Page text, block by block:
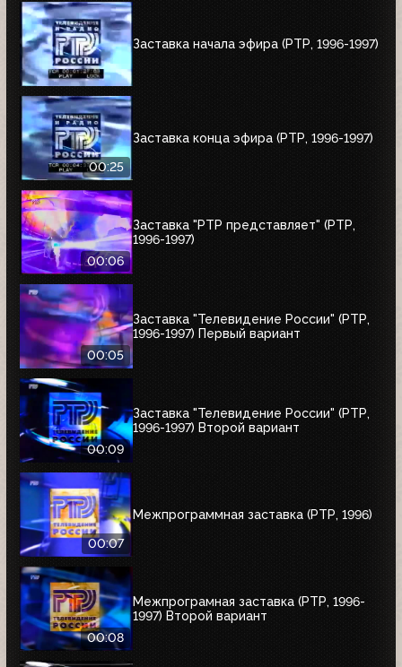
Заставка начала эфира (РТР, 1996-1997)
00:25
Заставка конца эфира (РТР, 1996-1997)
00:06
Заставка "РТР представляет" (РТР,
1996-1997)
00:05
Заставка "Телевидение России" (РТР,
1996-1997) Первый вариант
00:09
Заставка "Телевидение России" (РТР,
1996-1997) Второй вариант
00:07
Межпрограммная заставка (РТР, 1996)
00:08
Межпрограмная заставка (РТР, 1996-
1997) Второй вариант